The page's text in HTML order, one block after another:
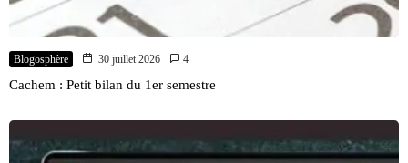
Blogosphère 30 juillet 2026 4
Cachem : Petit bilan du 1er semestre